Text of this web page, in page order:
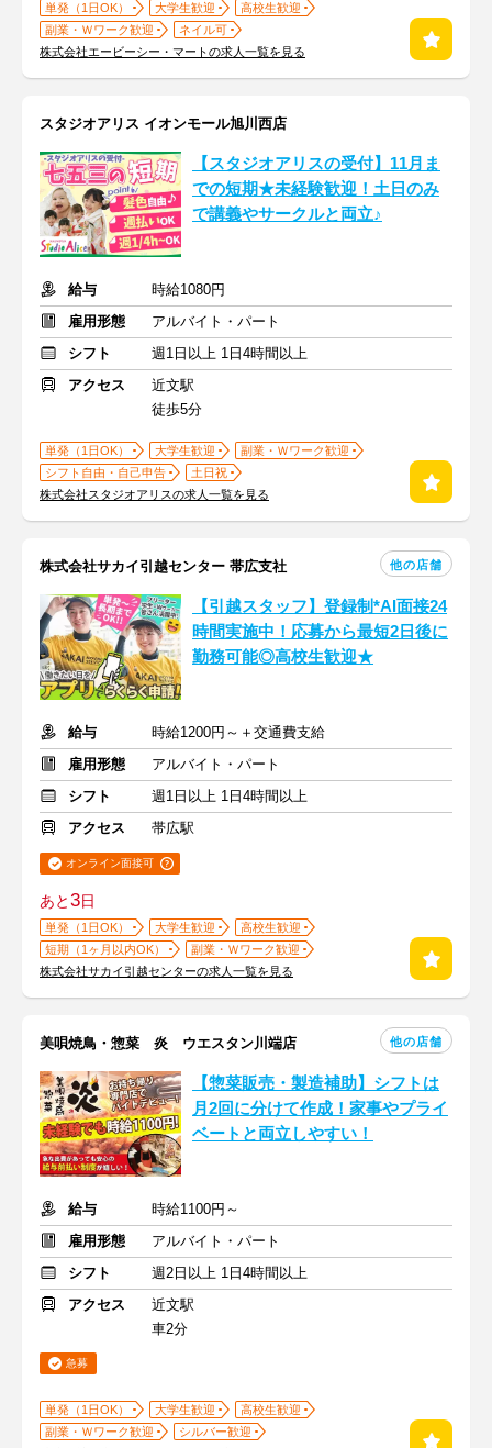
単発（1日OK） 大学生歓迎
高校生歓迎
副業・Ｗワーク歓迎
ネイル可
株式会社エービーシー・マートの求人一覧を見る
スタジオアリス イオンモール旭川西店
【スタジオアリスの受付】11月ま
での短期★未経験歓迎！土日のみ
で講義やサークルと両立♪
給与
時給1080円
雇用形態
アルバイト・パート
シフト
週1日以上 1日4時間以上
アクセス
近文駅
徒歩5分
単発（1日OK） 大学生歓迎
副業・Ｗワーク歓迎
シフト自由・自己申告
土日祝
株式会社スタジオアリスの求人一覧を見る
株式会社サカイ引越センター 帯広支社 他の店舗
【引越スタッフ】登録制*AI面接24
時間実施中！応募から最短2日後に
勤務可能◎高校生歓迎★
給与
時給1200円～＋交通費支給
雇用形態
アルバイト・パート
シフト
週1日以上 1日4時間以上
アクセス
帯広駅
オンライン面接可
あと3日
単発（1日OK） 大学生歓迎
高校生歓迎
短期（1ヶ月以内OK）
副業・Ｗワーク歓迎
株式会社サカイ引越センターの求人一覧を見る
美唄焼鳥・惣菜 炎 ウエスタン川端店 他の店舗
【惣菜販売・製造補助】シフトは
月2回に分けて作成！家事やプライ
ベートと両立しやすい！
給与
時給1100円～
雇用形態
アルバイト・パート
シフト
週2日以上 1日4時間以上
アクセス
近文駅
車2分
急募
単発（1日OK） 大学生歓迎
高校生歓迎
副業・Ｗワーク歓迎
シルバー歓迎